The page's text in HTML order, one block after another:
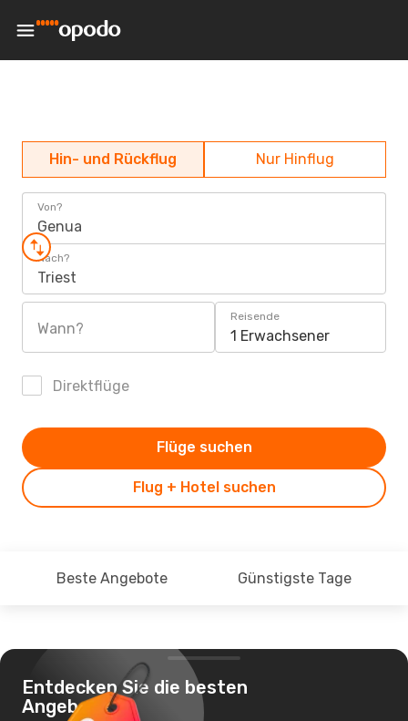
Hin- und Rückflug Nur Hinflug
Von?
Genua
Nach?
Triest
Wann?
Reisende
1 Erwachsener
Direktflüge
Flug + Hotel suchen
Flüge suchen
Beste Angebote Günstigste Tage
Entdecken Sie die besten
Angebote